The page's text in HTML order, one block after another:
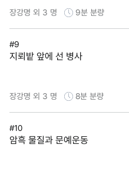
장강명 외 3 명 9분 분량
#9
지뢰밭 앞에 선 병사
장강명 외 3 명 8분 분량
#10
암흑 물질과 문예운동